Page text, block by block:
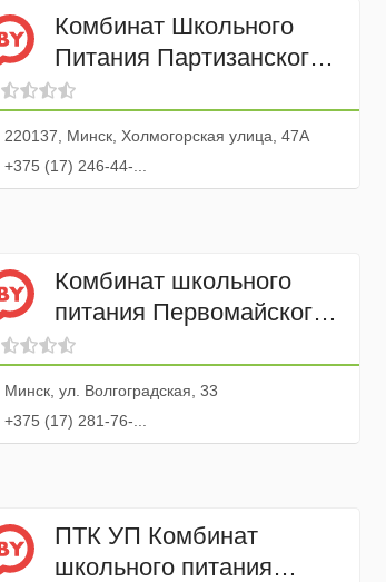
Комбинат Школьного
Питания Партизанского
района Минска УП
220137, Минск, Холмогорская улица, 47А
+375 (17) 246-44-...
Комбинат школьного
питания Первомайского
района
Минск, ул. Волгоградская, 33
+375 (17) 281-76-...
ПТК УП Комбинат
школьного питания